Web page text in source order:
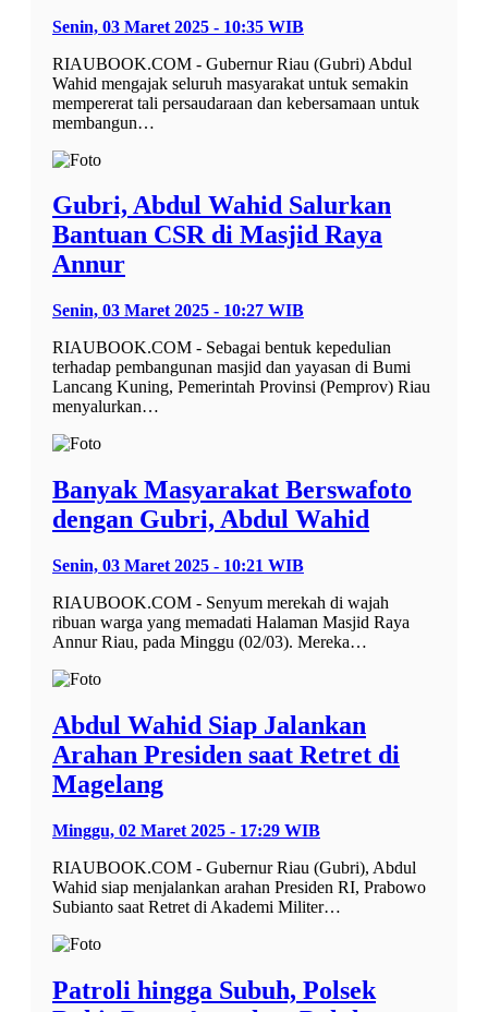
Senin, 03 Maret 2025 - 10:35 WIB
RIAUBOOK.COM - Gubernur Riau (Gubri) Abdul
Wahid mengajak seluruh masyarakat untuk semakin
mempererat tali persaudaraan dan kebersamaan untuk
membangun…
Gubri, Abdul Wahid Salurkan
Bantuan CSR di Masjid Raya
Annur
Senin, 03 Maret 2025 - 10:27 WIB
RIAUBOOK.COM - Sebagai bentuk kepedulian
terhadap pembangunan masjid dan yayasan di Bumi
Lancang Kuning, Pemerintah Provinsi (Pemprov) Riau
menyalurkan…
Banyak Masyarakat Berswafoto
dengan Gubri, Abdul Wahid
Senin, 03 Maret 2025 - 10:21 WIB
RIAUBOOK.COM - Senyum merekah di wajah
ribuan warga yang memadati Halaman Masjid Raya
Annur Riau, pada Minggu (02/03). Mereka…
Abdul Wahid Siap Jalankan
Arahan Presiden saat Retret di
Magelang
Minggu, 02 Maret 2025 - 17:29 WIB
RIAUBOOK.COM - Gubernur Riau (Gubri), Abdul
Wahid siap menjalankan arahan Presiden RI, Prabowo
Subianto saat Retret di Akademi Militer…
Patroli hingga Subuh, Polsek